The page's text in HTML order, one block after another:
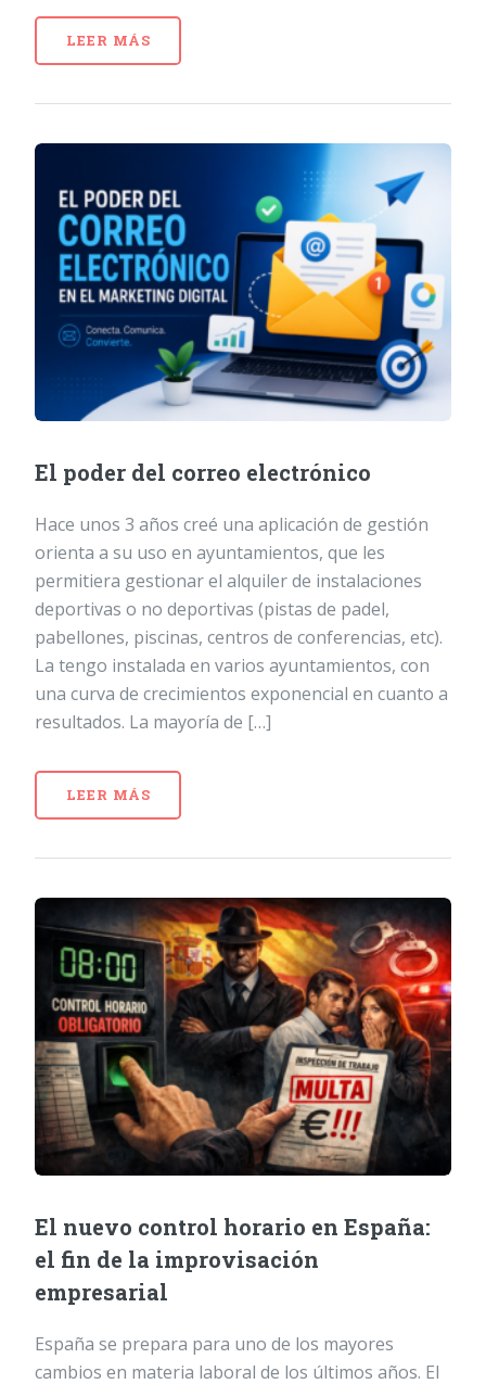
LEER MÁS
El poder del correo electrónico
Hace unos 3 años creé una aplicación de gestión
orienta a su uso en ayuntamientos, que les
permitiera gestionar el alquiler de instalaciones
deportivas o no deportivas (pistas de padel,
pabellones, piscinas, centros de conferencias, etc).
La tengo instalada en varios ayuntamientos, con
una curva de crecimientos exponencial en cuanto a
resultados. La mayoría de […]
LEER MÁS
El nuevo control horario en España:
el fin de la improvisación
empresarial
España se prepara para uno de los mayores
cambios en materia laboral de los últimos años. El